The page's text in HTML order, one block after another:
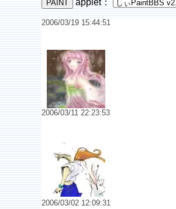
applet：
2006/03/19 15:44:51
2006/03/11 22:23:53
2006/03/02 12:09:31